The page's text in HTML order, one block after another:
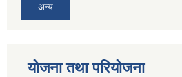
अन्य
योजना तथा परियोजना